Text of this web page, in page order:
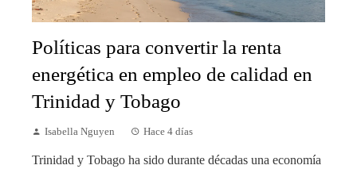
Políticas para convertir la renta
energética en empleo de calidad en
Trinidad y Tobago
Isabella Nguyen Hace 4 días
Trinidad y Tobago ha sido durante décadas una economía